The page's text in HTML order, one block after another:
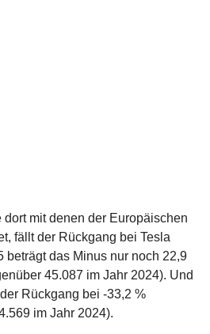
mit denen der Europäischen
fällt der Rückgang bei Tesla
beträgt das Minus nur noch 22,9
45.087 im Jahr 2024). Und
Rückgang bei -33,2 %
im Jahr 2024).